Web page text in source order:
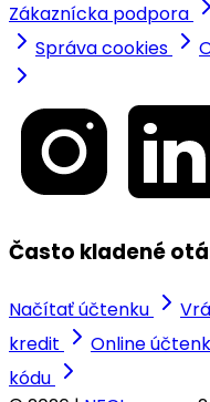
Zákaznícka podpora
Správa cookies
Často kladené
Načítať účtenku
kredit
Online
kódu